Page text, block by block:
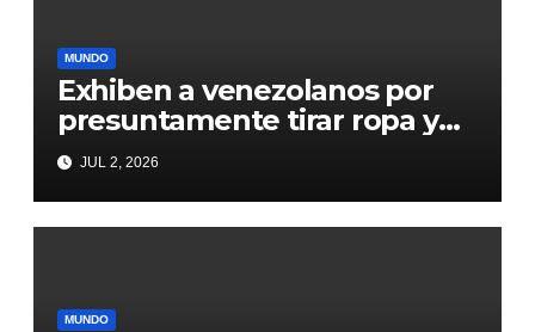
MUNDO
Exhiben a venezolanos por
presuntamente tirar ropa y
comida que les llegaron de
donaciones
JUL 2, 2026
MUNDO